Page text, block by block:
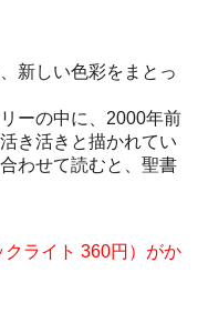
新しい色彩をまとっ
ーの中に、2000年前
き活きと描かれてい
わせて読むと、聖書
ライト 360円）がか